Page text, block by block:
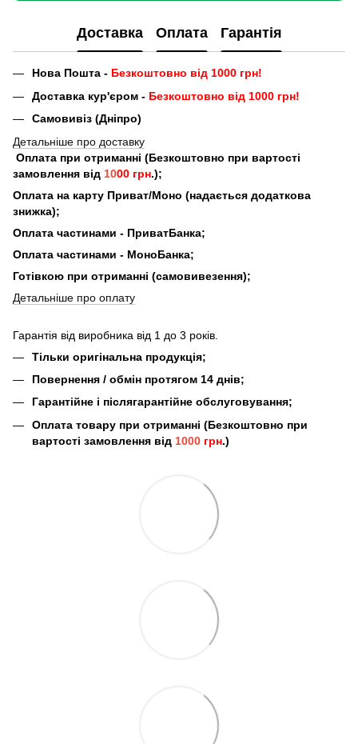
Доставка Оплата Гарантія
Нова Пошта - Безкоштовно від 1000 грн!
Доставка кур'єром - Безкоштовно від 1000 грн!
Самовивіз (Дніпро)
Детальніше про доставку
Оплата при отриманні (Безкоштовно при вартості
замовлення від 1000 грн.);
Оплата на карту Приват/Моно (надається додаткова
знижка);
Оплата частинами - ПриватБанка;
Оплата частинами - МоноБанка;
Готівкою при отриманні (самовивезення);
Детальніше про оплату
Гарантія від виробника від 1 до 3 років.
Тільки оригінальна продукція;
Повернення / обмін протягом 14 днів;
Гарантійне і післягарантійне обслуговування;
Оплата товару при отриманні (Безкоштовно при
вартості замовлення від 1000 грн.)